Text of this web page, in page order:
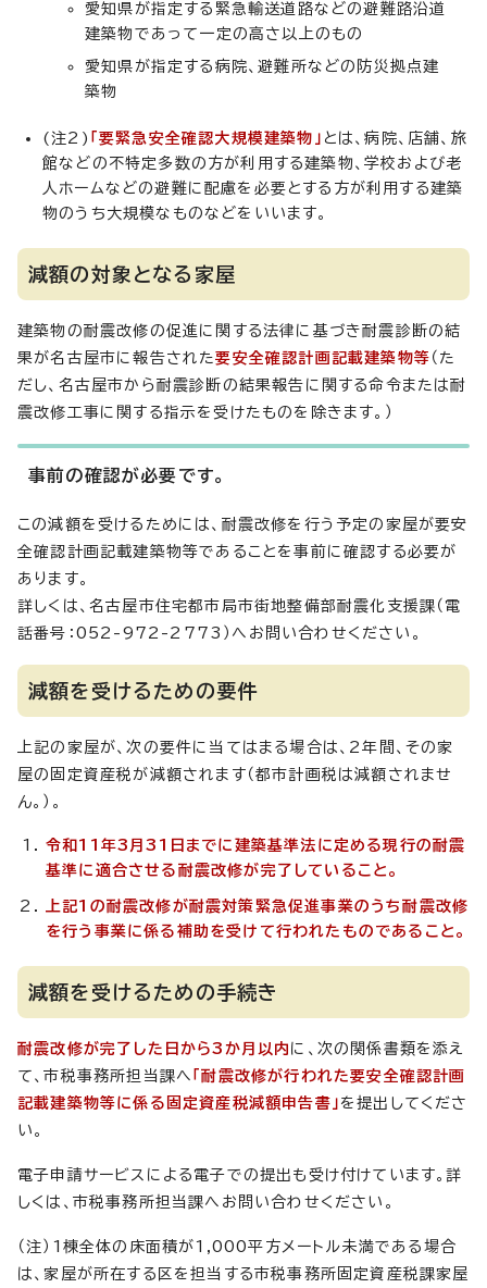
愛知県が指定する緊急輸送道路などの避難路沿道
建築物であって一定の高さ以上のもの
愛知県が指定する病院、避難所などの防災拠点建
築物
(注2) 「要緊急安全確認大規模建築物」 とは、病院、店舗、旅
館などの不特定多数の方が利用する建築物、学校および老
人ホームなどの避難に配慮を必要とする方が利用する建築
物のうち大規模なものなどをいいます。
減額の対象となる家屋
建築物の耐震改修の促進に関する法律に基づき耐震診断の結
果が名古屋市に報告された要安全確認計画記載建築物等 （た
だし、名古屋市から耐震診断の結果報告に関する命令または耐
震改修工事に関する指示を受けたものを除きます。）
事前の確認が必要です。
この減額を受けるためには、耐震改修を行う予定の家屋が要安
全確認計画記載建築物等であることを事前に確認する必要が
あります。
詳しくは、名古屋市住宅都市局市街地整備部耐震化支援課（電
話番号：052-972-2773）へお問い合わせください。
減額を受けるための要件
上記の家屋が、次の要件に当てはまる場合は、2年間、その家
屋の固定資産税が減額されます（都市計画税は減額されませ
ん。）。
令和11年3月31日までに建築基準法に定める現行の耐震
基準に適合させる耐震改修が完了していること。
上記1の耐震改修が耐震対策緊急促進事業のうち耐震改修
を行う事業に係る補助を受けて行われたものであること。
減額を受けるための手続き
耐震改修が完了した日から3か月以内 に、次の関係書類を添え
て、市税事務所担当課へ 「耐震改修が行われた要安全確認計画
記載建築物等に係る固定資産税減額申告書」 を提出してくださ
い。
電子申請サービスによる電子での提出も受け付けています。詳
しくは、市税事務所担当課へお問い合わせください。
（注）1棟全体の床面積が1,000平方メートル未満である場合
は、家屋が所在する区を担当する市税事務所固定資産税課家屋